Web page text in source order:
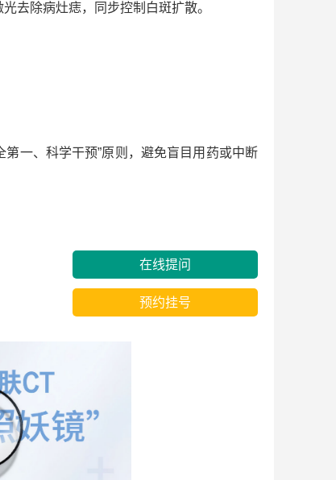
去除病灶痣，同步控制白斑扩散。
一、科学干预”原则，避免盲目用药或中断
在线提问
预约挂号